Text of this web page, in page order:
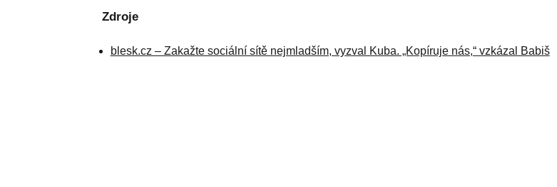
Zdroje
blesk.cz – Zakažte sociální sítě nejmladším, vyzval Kuba. „Kopíruje nás,“ vzkázal Babiš